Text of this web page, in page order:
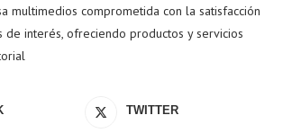
multimedios comprometida con la satisfacción
de interés, ofreciendo productos y servicios
TWITTER